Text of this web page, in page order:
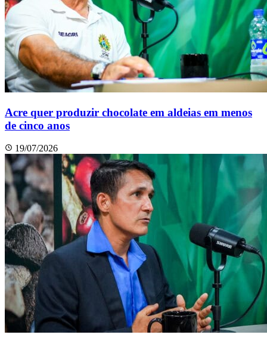
Acre quer produzir chocolate em aldeias em menos
de cinco anos
19/07/2026